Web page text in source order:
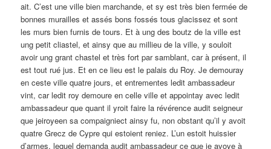
ait. C’est une ville bien marchande, et sy est très bien fermée de
bonnes murailles et assés bons fossés tous glacissez et sont
les murs bien furnis de tours. Et à ung des boutz de la ville est
ung petit cliastel, et ainsy que au millieu de la ville, y souloit
avoir ung grant chastel et très fort par samblant, car à présent, il
est tout rué jus. Et en ce lieu est le palais du Roy. Je demouray
en ceste ville quatre jours, et entrementes ledit ambassadeur
vint, car ledit roy demoure en celle ville et appointay avec ledit
ambassadeur que quant il yroit faire la révérence audit seigneur
que jeiroyeen sa compaigniect ainsy fu, non obstant qu’il y avoit
quatre Grecz de Cypre qui estoient reniez. L’un estoit huissier
d’armes, lequel demanda audit ambassadeur ce que je avoye à